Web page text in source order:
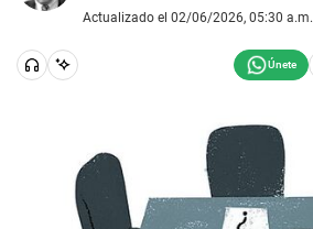
Actualizado el 02/06/2026, 05:30 a.m.